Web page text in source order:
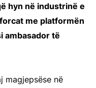
hyn në industrinë e
me platformën
ambasador të
magjepsëse në